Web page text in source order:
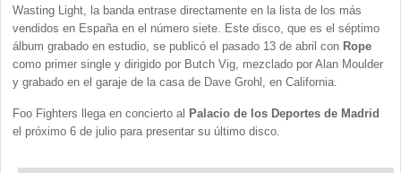
Wasting Light, la banda entrase directamente en la lista de los más
vendidos en España en el número siete. Este disco, que es el séptimo
álbum grabado en estudio, se publicó el pasado 13 de abril con Rope
como primer single y dirigido por Butch Vig, mezclado por Alan Moulder
y grabado en el garaje de la casa de Dave Grohl, en California.
Foo Fighters llega en concierto al Palacio de los Deportes de Madrid
el próximo 6 de julio para presentar su último disco.